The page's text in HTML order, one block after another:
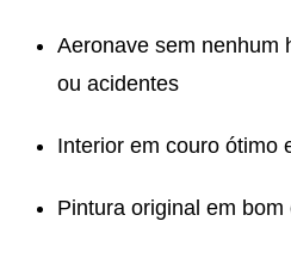
Aeronave sem nenhum
ou acidentes
Interior em couro ótimo
Pintura original em bom